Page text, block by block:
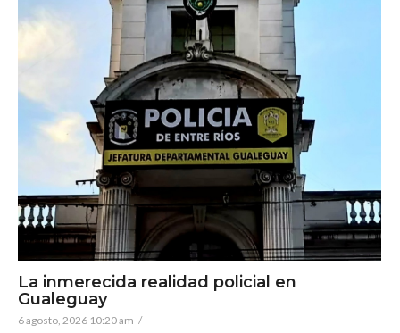
La inmerecida realidad policial en
Gualeguay
6 agosto, 2026 10:20 am /